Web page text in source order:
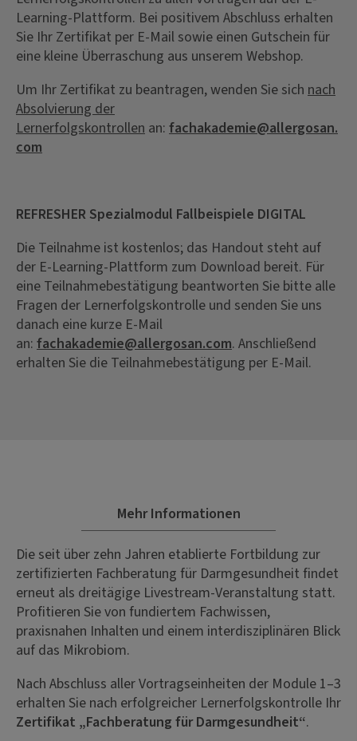
Learning-Plattform. Bei positivem Abschluss erhalten
Sie Ihr Zertifikat per E-Mail sowie einen Gutschein für
eine kleine Überraschung aus unserem Webshop.
Um Ihr Zertifikat zu beantragen, wenden Sie sich nach
Absolvierung der
Lernerfolgskontrollen an: fachakademie@allergosan.
com
REFRESHER Spezialmodul Fallbeispiele DIGITAL
Die Teilnahme ist kostenlos; das Handout steht auf
der E-Learning-Plattform zum Download bereit. Für
eine Teilnahmebestätigung beantworten Sie bitte alle
Fragen der Lernerfolgskontrolle und senden Sie uns
danach eine kurze E-Mail
an: fachakademie@allergosan.com. Anschließend
erhalten Sie die Teilnahmebestätigung per E-Mail.
Mehr Informationen
Die seit über zehn Jahren etablierte Fortbildung zur
zertifizierten Fachberatung für Darmgesundheit findet
erneut als dreitägige Livestream-Veranstaltung statt.
Profitieren Sie von fundiertem Fachwissen,
praxisnahen Inhalten und einem interdisziplinären Blick
auf das Mikrobiom.
Nach Abschluss aller Vortragseinheiten der Module 1–3
erhalten Sie nach erfolgreicher Lernerfolgskontrolle Ihr
Zertifikat „Fachberatung für Darmgesundheit“.